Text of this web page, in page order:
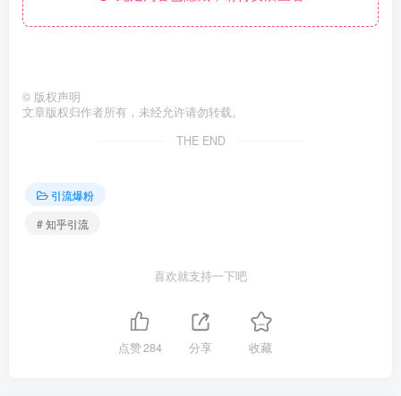
© 版权声明
文章版权归作者所有，未经允许请勿转载。
THE END
引流爆粉
# 知乎引流
喜欢就支持一下吧
点赞284 分享 收藏